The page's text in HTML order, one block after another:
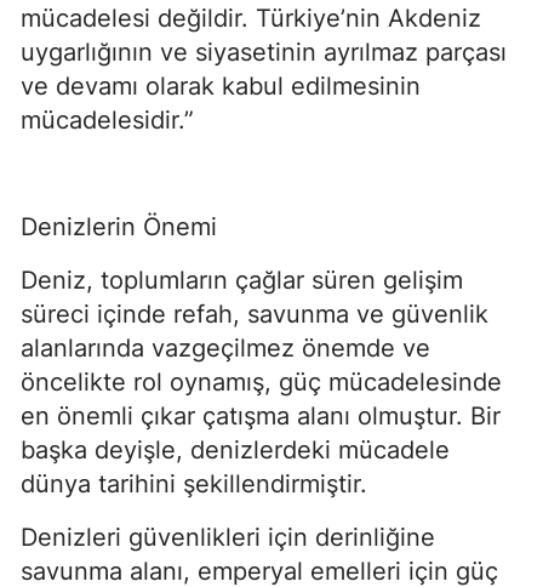
mücadelesi değildir. Türkiye’nin Akdeniz
uygarlığının ve siyasetinin ayrılmaz parçası
ve devamı olarak kabul edilmesinin
mücadelesidir.”
Denizlerin Önemi
Deniz, toplumların çağlar süren gelişim
süreci içinde refah, savunma ve güvenlik
alanlarında vazgeçilmez önemde ve
öncelikte rol oynamış, güç mücadelesinde
en önemli çıkar çatışma alanı olmuştur. Bir
başka deyişle, denizlerdeki mücadele
dünya tarihini şekillendirmiştir.
Denizleri güvenlikleri için derinliğine
savunma alanı, emperyal emelleri için güç